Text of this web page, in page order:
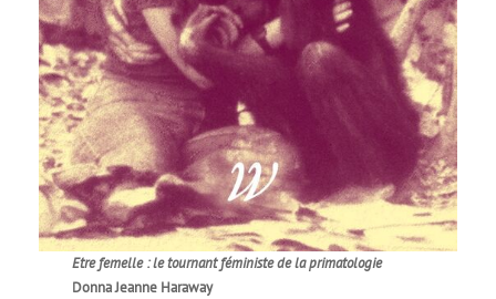
Etre femelle : le tournant féministe de la primatologie
Donna Jeanne Haraway